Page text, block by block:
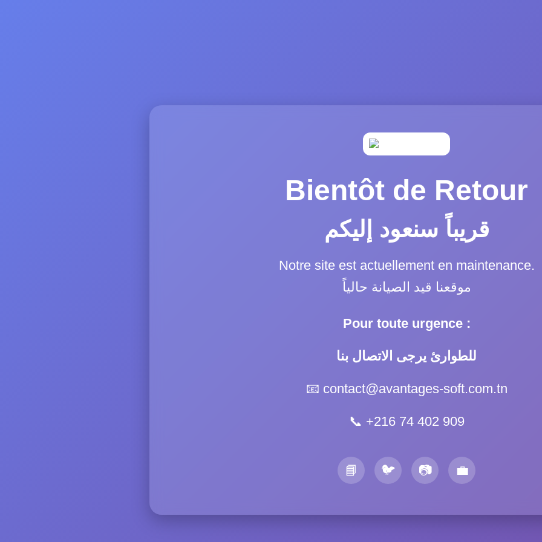
Bientôt de Retour
قريباً سنعود إليكم
Notre site est actuellement en maintenance.
موقعنا قيد الصيانة حالياً
Pour toute urgence :
للطوارئ يرجى الاتصال بنا
📧 contact@avantages-soft.com.tn
📞 +216 74 402 909
📘 🐦 📷 💼